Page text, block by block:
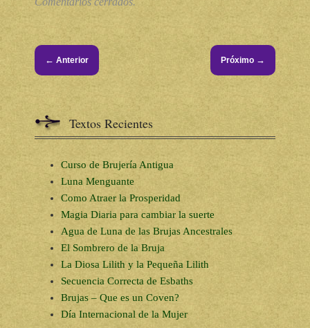
← Anterior Próximo →
Textos Recientes
Curso de Brujería Antigua
Luna Menguante
Como Atraer la Prosperidad
Magia Diaria para cambiar la suerte
Agua de Luna de las Brujas Ancestrales
El Sombrero de la Bruja
La Diosa Lilith y la Pequeña Lilith
Secuencia Correcta de Esbaths
Brujas – Que es un Coven?
Día Internacional de la Mujer